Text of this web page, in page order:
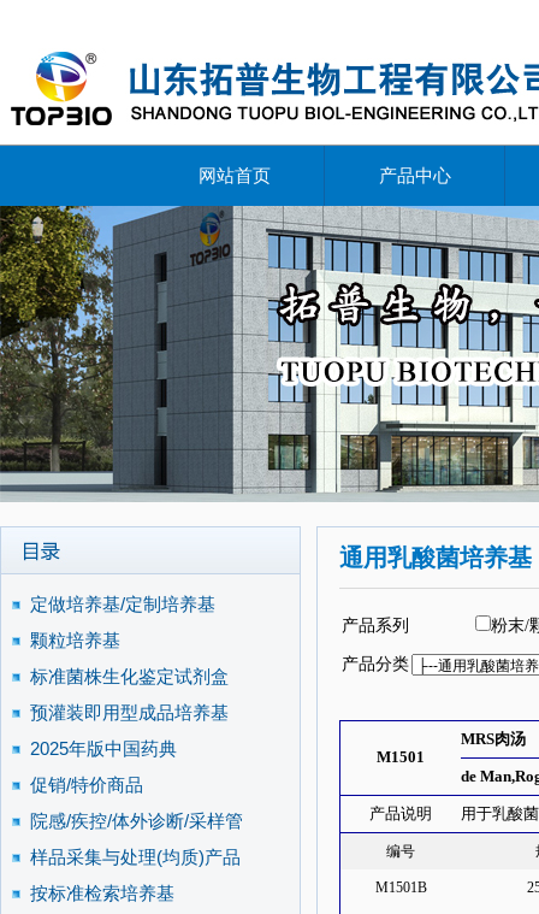
网站首页 产品中心
定做培养基/定制培养基
颗粒培养基
标准菌株生化鉴定试剂盒
预灌装即用型成品培养基
2025年版中国药典
促销/特价商品
院感/疾控/体外诊断/采样管
样品采集与处理(均质)产品
按标准检索培养基
通用乳酸菌培养基
产品系列 粉末/
产品分类
M1501
MRS肉汤
de
产品说明 用于乳酸
编号
M1501B